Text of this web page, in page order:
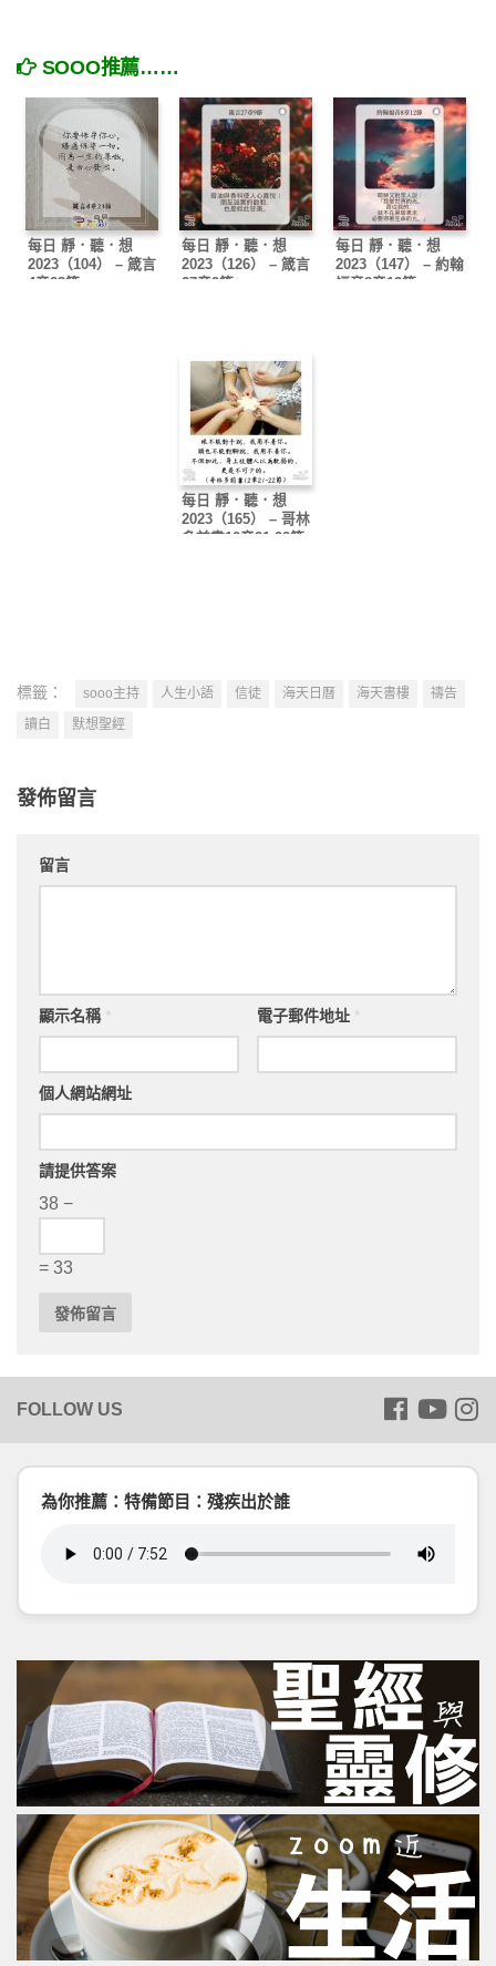
SOOO推薦……
每日 靜．聽．想
2023（104） – 箴言
4章23節
每日 靜．聽．想
2023（126） – 箴言
27章9節
每日 靜．聽．想
2023（147） – 約翰
福音8章12節
每日 靜．聽．想
2023（165） – 哥林
多前書12章21-22節
標籤： sooo主持 人生小語 信徒 海天日曆 海天書樓
禱告
讀白
默想聖經
發佈留言
留言
顯示名稱 電子郵件地址
個人網站網址
請提供答案
38 −
= 33
為你推薦：特備節目：殘疾出於誰